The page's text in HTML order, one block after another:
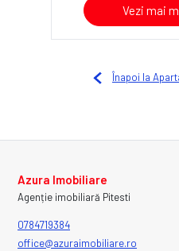
Vezi mai
Înapoi la
Azura Imobiliare
Agenție imobiliară Pitesti
0784719384
office@azuraimobiliare.ro